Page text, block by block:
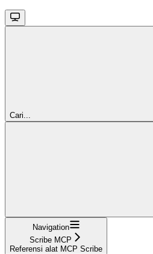
Cari...
Navigation
Scribe MCP
Referensi alat MCP Scribe